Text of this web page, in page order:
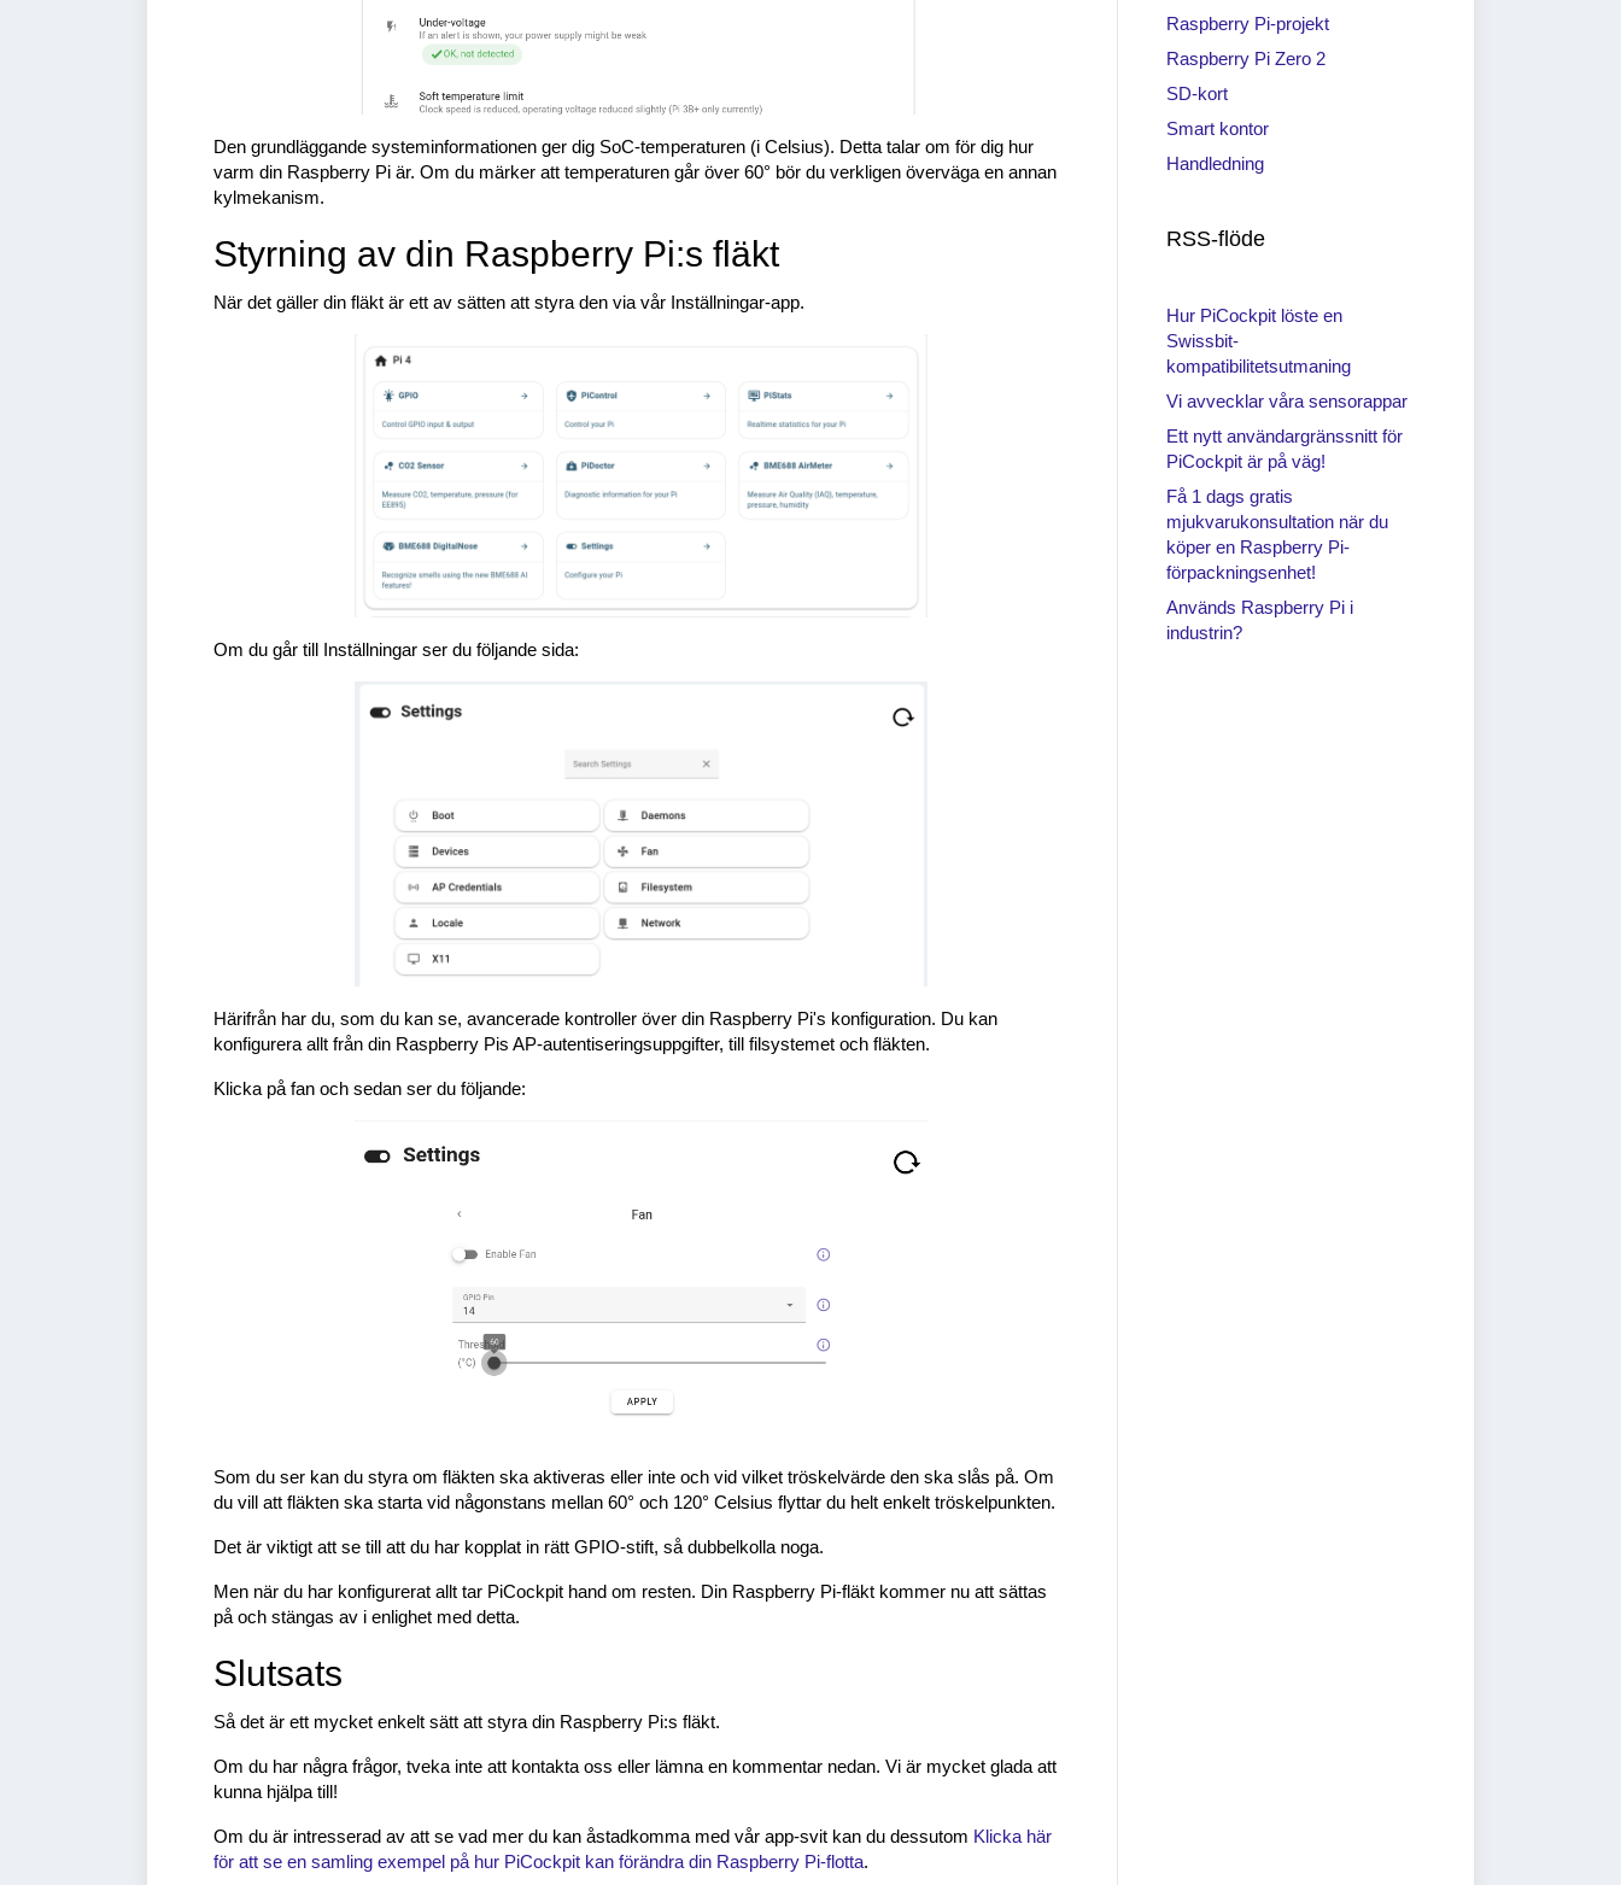
Den grundläggande systeminformationen ger dig SoC-temperaturen (i Celsius). Detta talar om för dig hur
varm din Raspberry Pi är. Om du märker att temperaturen går över 60° bör du verkligen överväga en annan
kylmekanism.
Styrning av din Raspberry Pi:s fläkt
När det gäller din fläkt är ett av sätten att styra den via vår Inställningar-app.
Om du går till Inställningar ser du följande sida:
Härifrån har du, som du kan se, avancerade kontroller över din Raspberry Pi's konfiguration. Du kan
konfigurera allt från din Raspberry Pis AP-autentiseringsuppgifter, till filsystemet och fläkten.
Klicka på fan och sedan ser du följande:
Som du ser kan du styra om fläkten ska aktiveras eller inte och vid vilket tröskelvärde den ska slås på. Om
du vill att fläkten ska starta vid någonstans mellan 60° och 120° Celsius flyttar du helt enkelt tröskelpunkten.
Det är viktigt att se till att du har kopplat in rätt GPIO-stift, så dubbelkolla noga.
Men när du har konfigurerat allt tar PiCockpit hand om resten. Din Raspberry Pi-fläkt kommer nu att sättas
på och stängas av i enlighet med detta.
Slutsats
Så det är ett mycket enkelt sätt att styra din Raspberry Pi:s fläkt.
Om du har några frågor, tveka inte att kontakta oss eller lämna en kommentar nedan. Vi är mycket glada att
kunna hjälpa till!
Om du är intresserad av att se vad mer du kan åstadkomma med vår app-svit kan du dessutom Klicka här
för att se en samling exempel på hur PiCockpit kan förändra din Raspberry Pi-flotta.
Raspberry Pi-projekt
Raspberry Pi Zero 2
SD-kort
Smart kontor
Handledning
RSS-flöde
Hur PiCockpit löste en
Swissbit-
kompatibilitetsutmaning
Vi avvecklar våra sensorappar
Ett nytt användargränssnitt för
PiCockpit är på väg!
Få 1 dags gratis
mjukvarukonsultation när du
köper en Raspberry Pi-
förpackningsenhet!
Används Raspberry Pi i
industrin?